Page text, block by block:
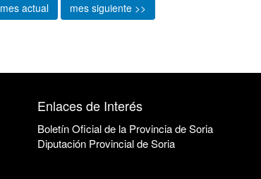
mes actual mes siguiente >>
Enlaces de Interés
Boletín Oficial de la Provincia de Soria
Diputación Provincial de Soria